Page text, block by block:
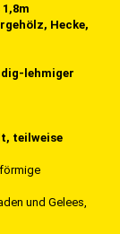
Hecke,
lehmiger
teilweise
und Gelees,